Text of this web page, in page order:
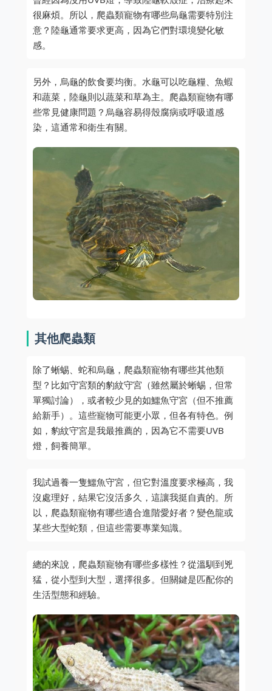
很麻煩。所以，爬蟲類寵物有哪些烏龜需要特別注
意？陸龜通常要求更高，因為它們對環境變化敏
感。
另外，烏龜的飲食要均衡。水龜可以吃龜糧、魚蝦
和蔬菜，陸龜則以蔬菜和草為主。爬蟲類寵物有哪
些常見健康問題？烏龜容易得殼腐病或呼吸道感
染，這通常和衛生有關。
其他爬蟲類
除了蜥蜴、蛇和烏龜，爬蟲類寵物有哪些其他類
型？比如守宮類的豹紋守宮（雖然屬於蜥蜴，但常
單獨討論），或者較少見的如鱷魚守宮（但不推薦
給新手）。這些寵物可能更小眾，但各有特色。例
如，豹紋守宮是我最推薦的，因為它不需要UVB
燈，飼養簡單。
我試過養一隻鱷魚守宮，但它對溫度要求極高，我
沒處理好，結果它沒活多久，這讓我挺自責的。所
以，爬蟲類寵物有哪些適合進階愛好者？變色龍或
某些大型蛇類，但這些需要專業知識。
總的來說，爬蟲類寵物有哪些多樣性？從溫馴到兇
猛，從小型到大型，選擇很多。但關鍵是匹配你的
生活型態和經驗。